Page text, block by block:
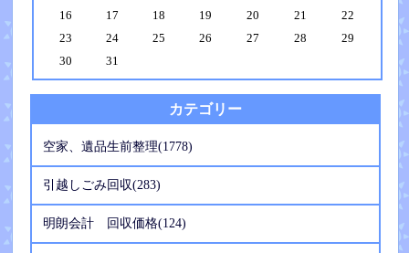
16
17 18 19 20 21
22
23
24 25 26 27 28
29
30
31
カテゴリー
空家、遺品生前整理(1778)
引越しごみ回収(283)
明朗会計 回収価格(124)